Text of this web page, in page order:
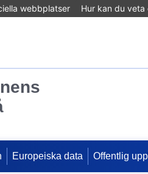
webbplatser Hur kan du veta
Europeiska data Offentlig